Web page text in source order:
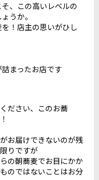
、この高いレベルの
うか。
！店主の思いがひし
まったお店です
ださい、このお蕎
お届けできないのが残
りですが
の朝蕎麦でお目にかか
のではないことはお分